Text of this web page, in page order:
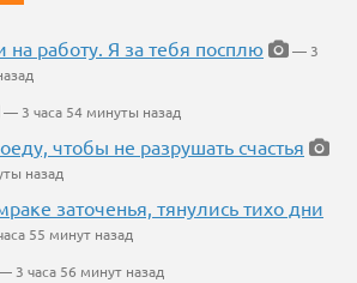
работу. Я за тебя посплю
— 3
— 3 часа 54 минуты назад
чтобы не разрушать счастья
назад
заточенья, тянулись тихо дни
55 минут назад
3 часа 56 минут назад